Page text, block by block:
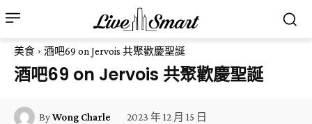
美食 酒吧69 on Jervois 共聚歡慶聖誕
酒吧69 on Jervois 共聚歡慶聖誕
ByWong Charle 2023 年 12 月 15 日